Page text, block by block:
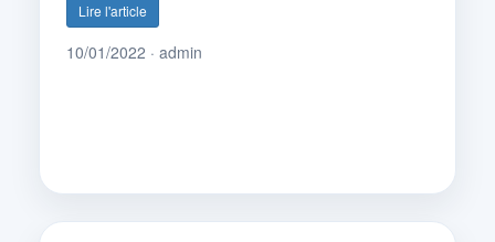
Lire l'article
10/01/2022 · admin